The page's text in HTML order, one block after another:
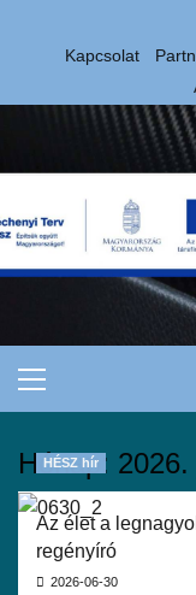
Kapcsolat
Hónap: 2026.
HÉSZ hír
Az élet a
regényíró
2026-06-30